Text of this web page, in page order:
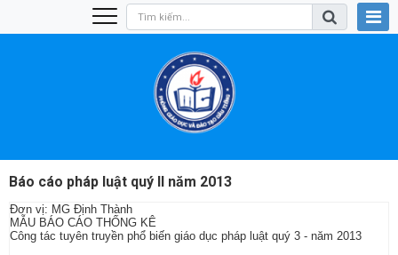
Báo cáo pháp luật quý II năm 2013
Đơn vị: MG Định Thành
MẪU BÁO CÁO THỐNG KÊ
Công tác tuyên truyền phổ biến giáo dục pháp luật quý 3 - năm 2013